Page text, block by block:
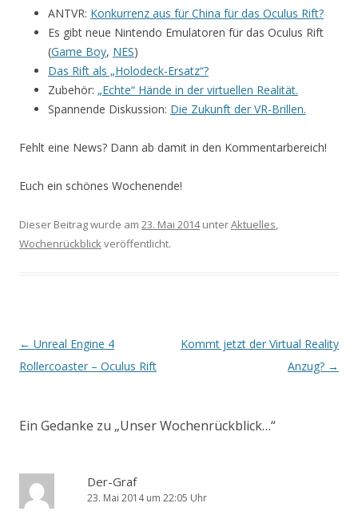
ANTVR: Konkurrenz aus für China für das Oculus Rift?
Es gibt neue Nintendo Emulatoren für das Oculus Rift
(Game Boy, NES)
Das Rift als „Holodeck-Ersatz“?
Zubehör: „Echte“ Hände in der virtuellen Realität.
Spannende Diskussion: Die Zukunft der VR-Brillen.
Fehlt eine News? Dann ab damit in den Kommentarbereich!
Euch ein schönes Wochenende!
Dieser Beitrag wurde am 23. Mai 2014unterAktuelles,
Wochenrückblickveröffentlicht.
Beitrags-
Navigation
← Unreal Engine 4
Rollercoaster – Oculus Rift
Kommt jetzt der Virtual Reality
Anzug? →
Ein Gedanke zu „Unser Wochenrückblick…“
Der-Graf
23. Mai 2014 um 22:05 Uhr